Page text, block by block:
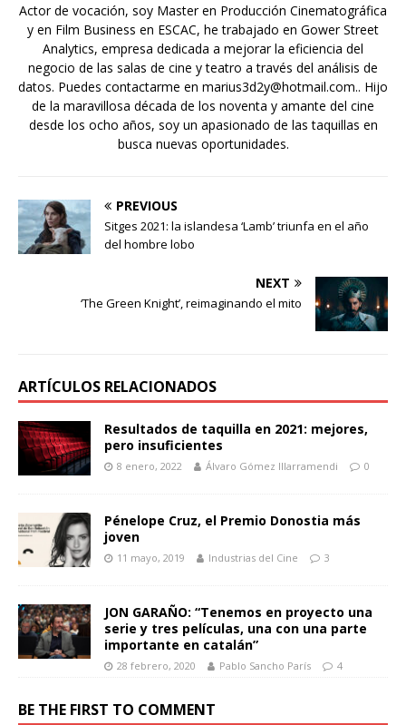
Actor de vocación, soy Master en Producción Cinematográfica
y en Film Business en ESCAC, he trabajado en Gower Street
Analytics, empresa dedicada a mejorar la eficiencia del
negocio de las salas de cine y teatro a través del análisis de
datos. Puedes contactarme en marius3d2y@hotmail.com.. Hijo
de la maravillosa década de los noventa y amante del cine
desde los ocho años, soy un apasionado de las taquillas en
busca nuevas oportunidades.
PREVIOUS
Sitges 2021: la islandesa ‘Lamb’ triunfa en el año
del hombre lobo
NEXT
‘The Green Knight’, reimaginando el mito
ARTÍCULOS RELACIONADOS
Resultados de taquilla en 2021: mejores,
pero insuficientes
8 enero, 2022 Álvaro Gómez Illarramendi 0
Pénelope Cruz, el Premio Donostia más
joven
11 mayo, 2019 Industrias del Cine 3
JON GARAÑO: “Tenemos en proyecto una
serie y tres películas, una con una parte
importante en catalán”
28 febrero, 2020 Pablo Sancho París 4
BE THE FIRST TO COMMENT